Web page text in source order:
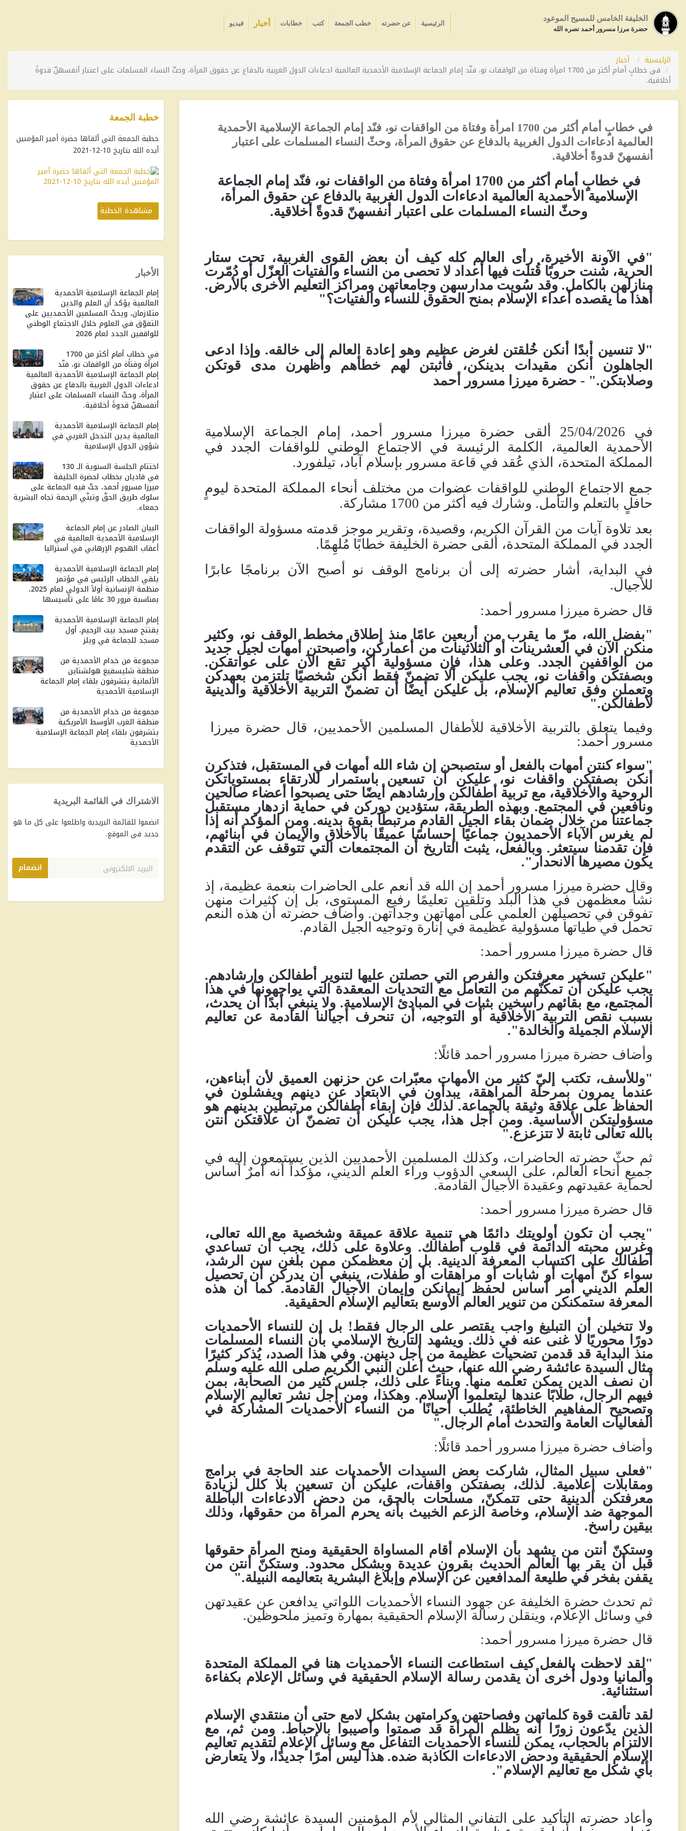
الخليفة الخامس للمسيح الموعود
حضرة مرزا مسرور أحمد نصره الله
الرئيسية عن حضرته خطب الجمعة كتب خطابات أخبار فيديو
الرئيسية أخبار
في خطابٍ أمام أكثر من 1700 امرأة وفتاة من الواقفات نو، فنّد إمام الجماعة الإسلامية الأحمدية العالمية ادعاءات الدول الغربية بالدفاع عن حقوق المرأة، وحثّ النساء المسلمات على اعتبار أنفسهنّ قدوةً
أخلاقية.
في خطابٍ أمام أكثر من 1700 امرأة وفتاة من الواقفات نو، فنّد إمام الجماعة الإسلامية الأحمدية
العالمية ادعاءات الدول الغربية بالدفاع عن حقوق المرأة، وحثّ النساء المسلمات على اعتبار
أنفسهنّ قدوةً أخلاقية.
في خطابٍ أمام أكثر من 1700 امرأة وفتاة من الواقفات نو، فنّد إمام الجماعة
الإسلامية الأحمدية العالمية ادعاءات الدول الغربية بالدفاع عن حقوق المرأة،
وحثّ النساء المسلمات على اعتبار أنفسهنّ قدوةً أخلاقية.
"في الآونة الأخيرة، رأى العالم كله كيف أن بعض القوى الغربية، تحت ستار
الحرية، شنت حروبًا قُتلت فيها أعداد لا تحصى من النساء والفتيات العزّل أو دُمّرت
منازلهن بالكامل. وقد سُويت مدارسهن وجامعاتهن ومراكز التعليم الأخرى بالأرض.
أهذا ما يقصده أعداء الإسلام بمنح الحقوق للنساء والفتيات؟"
"لا تنسين أبدًا أنكن خُلقتن لغرض عظيم وهو إعادة العالم إلى خالقه. وإذا ادعى
الجاهلون أنكن مقيدات بدينكن، فأثبتن لهم خطأهم وأظهرن مدى قوتكن
وصلابتكن." - حضرة ميرزا مسرور أحمد
في 25/04/2026 ألقى حضرة ميرزا
مسرور أحمد، إمام الجماعة الإسلامية
الأحمدية العالمية، الكلمة الرئيسة في الاجتماع الوطني للواقفات الجدد في
المملكة المتحدة، الذي عُقد في قاعة مسرور بإسلام آباد، تيلفورد.
جمع الاجتماع الوطني للواقفات عضوات من مختلف أنحاء المملكة المتحدة ليومٍ
حافلٍ بالتعلم والتأمل. وشارك فيه أكثر من 1700 مشاركة
.
بعد تلاوة آيات من القرآن الكريم، وقصيدة، وتقرير موجز قدمته مسؤولة الواقفات
الجدد في المملكة المتحدة، ألقى حضرة الخليفة خطابًا مُلهِمًا.
في البداية، أشار حضرته إلى أن برنامج الوقف نو أصبح الآن برنامجًا عابرًا
للأجيال.
قال حضرة ميرزا مسرور أحمد:
"بفضل الله، مرّ ما يقرب من أربعين عامًا منذ إطلاق مخطط الوقف نو، وكثير
منكن الآن في العشرينات أو الثلاثينات من أعماركن، وأصبحتن أمهات لجيل جديد
من الواقفين الجدد. وعلى هذا، فإن مسؤولية أكبر تقع الآن على عواتقكن.
وبصفتكن واقفات نو، يجب عليكن ألا تضمنّ فقط أنكن شخصيًا تلتزمن بعهدكن
وتعملن وفق تعاليم الإسلام، بل عليكن أيضًا أن تضمنّ التربية الأخلاقية والدينية
لأطفالكن.
"
وفيما يتعلق بالتربية الأخلاقية للأطفال المسلمين الأحمديين، قال حضرة ميرزا
مسرور أحمد:
"سواء كنتن أمهات بالفعل أو ستصبحن إن شاء الله أمهات في المستقبل، فتذكرن
أنكن بصفتكن واقفات نو، عليكن أن تسعين باستمرار للارتقاء بمستوياتكن
الروحية والأخلاقية، مع تربية أطفالكن وإرشادهم أيضًا حتى يصبحوا أعضاء صالحين
ونافعين في المجتمع. وبهذه الطريقة، ستؤدين دوركن في حماية ازدهار مستقبل
جماعتنا من خلال ضمان بقاء الجيل القادم مرتبطًا بقوة بدينه. ومن المؤكد أنه إذا
لم يغرس الآباء الأحمديون جماعيًا إحساسًا عميقًا بالأخلاق والإيمان في أبنائهم،
فإن تقدمنا سيتعثر . وبالفعل، يثبت التاريخ أن المجتمعات التي تتوقف عن التقدم
يكون مصيرها الانحدار".
وقال حضرة ميرزا مسرور أحمد إن الله قد أنعم على الحاضرات بنعمة عظيمة، إذ
نشأ معظمهن في هذا البلد وتلقين تعليمًا رفيع المستوى، بل إن كثيرات منهن
تفوقن في تحصيلهن العلمي على أمهاتهن وجداتهن. وأضاف حضرته أن هذه النعم
تحمل في طياتها مسؤولية عظيمة في إنارة وتوجيه الجيل القادم.
قال حضرة ميرزا مسرور أحمد:
"عليكن تسخير معرفتكن والفرص التي حصلتن عليها لتنوير أطفالكن وإرشادهم.
يجب عليكن أن تمكّنّهم من التعامل مع التحديات المعقدة التي يواجهونها في هذا
المجتمع، مع بقائهم راسخين بثبات في المبادئ الإسلامية. ولا ينبغي أبدًا أن يحدث،
بسبب نقص التربية الأخلاقية أو التوجيه، أن تنحرف أجيالنا القادمة عن تعاليم
الإسلام الجميلة والخالدة".
وأضاف حضرة ميرزا مسرور أحمد قائلًا:
"وللأسف، تكتب إليّ كثير من الأمهات معبّرات عن حزنهن العميق لأن أبناءهن،
عندما يمرون بمرحلة المراهقة، يبدأون في الابتعاد عن دينهم ويفشلون في
الحفاظ على علاقة وثيقة بالجماعة. لذلك فإن إبقاء أطفالكن مرتبطين بدينهم هو
مسؤوليتكن الأساسية. ومن أجل هذا، يجب عليكن أن تضمنّ أن علاقتكن أنتن
بالله تعالى ثابتة لا تتزعزع.
"
ثم حثّ حضرته الحاضرات، وكذلك المسلمين الأحمديين الذين يستمعون إليه في
جميع أنحاء العالم، على السعي الدؤوب وراء العلم الديني، مؤكداً أنه أمرٌ أساس
لحماية عقيدتهم وعقيدة الأجيال القادمة.
قال حضرة ميرزا مسرور أحمد:
"يجب أن تكون أولويتك دائمًا هي تنمية علاقة عميقة وشخصية مع الله تعالى،
وغرس محبته الدائمة في قلوب أطفالك. وعلاوة على ذلك، يجب أن تساعدي
أطفالك على اكتساب المعرفة الدينية. بل إن معظمكن ممن بلغن سن الرشد،
سواء كنّ أمهات أو شابات أو مراهقات أو طفلات، ينبغي أن يدركن أن تحصيل
العلم الديني أمر أساس لحفظ إيمانكن وإيمان الأجيال القادمة. كما أن هذه
المعرفة ستمكنكن من تنوير العالم الأوسع بتعاليم الإسلام الحقيقية.
ولا تتخيلن أن التبليغ واجب يقتصر على الرجال فقط! بل إن للنساء الأحمديات
دورًا محوريًا لا غنى عنه في ذلك. ويشهد التاريخ الإسلامي بأن النساء المسلمات
منذ البداية قد قدمن تضحيات عظيمة من أجل دينهن. وفي هذا الصدد، يُذكر كثيرًا
مثال السيدة عائشة رضي الله عنها، حيث أعلن النبي الكريم صلى الله عليه وسلم
أن نصف الدين يمكن تعلمه منها. وبناءً على ذلك، جلس كثير من الصحابة، بمن
فيهم الرجال، طلابًا عندها ليتعلموا الإسلام. وهكذا، ومن أجل نشر تعاليم الإسلام
وتصحيح المفاهيم الخاطئة، يُطلب أحيانًا من النساء الأحمديات المشاركة في
الفعاليات العامة والتحدث أمام الرجال.
"
وأضاف حضرة ميرزا مسرور أحمد قائلًا:
"فعلى سبيل المثال، شاركت بعض السيدات الأحمديات عند الحاجة في برامج
ومقابلات إعلامية. لذلك، بصفتكن واقفات، عليكن أن تسعين بلا كلل لزيادة
معرفتكن الدينية حتى تتمكنّ، مسلحات بالحق، من دحض الادعاءات الباطلة
الموجهة ضد الإسلام، وخاصة الزعم الخبيث بأنه يحرم المرأة من حقوقها، وذلك
بيقين راسخ.
وستكنّ أنتن من يشهد بأن الإسلام أقام المساواة الحقيقية ومنح المرأة حقوقها
قبل أن يقر بها العالم الحديث بقرون عديدة وبشكل محدود. وستكنّ أنتن من
يقفن بفخر في طليعة المدافعين عن الإسلام وإبلاغ البشرية بتعاليمه النبيلة.
"
ثم تحدث حضرة الخليفة عن جهود النساء الأحمديات اللواتي يدافعن عن عقيدتهن
في وسائل الإعلام، وينقلن رسالة الإسلام الحقيقية بمهارة وتميز ملحوظين.
قال حضرة ميرزا مسرور أحمد:
"لقد لاحظت بالفعل كيف استطاعت النساء الأحمديات هنا في المملكة المتحدة
وألمانيا ودول أخرى أن يقدمن رسالة الإسلام الحقيقية في وسائل الإعلام بكفاءة
استثنائية.
لقد تألقت قوة كلماتهن وفصاحتهن وكرامتهن بشكل لامع حتى أن منتقدي الإسلام
الذين يدّعون زورًا أنه يظلم المرأة قد صمتوا وأصيبوا بالإحباط. ومن ثم، مع
الالتزام بالحجاب، يمكن للنساء الأحمديات التفاعل مع وسائل الإعلام لتقديم تعاليم
الإسلام الحقيقية ودحض الادعاءات الكاذبة ضده. هذا ليس أمرًا جديدًا، ولا يتعارض
بأي شكل مع تعاليم الإسلام".
وأعاد حضرته التأكيد على التفاني المثالي لأم المؤمنين السيدة عائشة رضي الله
خطبة الجمعة
خطبة الجمعة التي ألقاها حضرة أمير المؤمنين
أيده الله بتاريخ 10-12-2021
مشاهدة الخطبة
الأخبار
إمام الجماعة الإسلامية الأحمدية
العالمية يؤكد أن العلم والدين
متلازمان، ويحثّ المسلمين الأحمديين على
التفوّق في العلوم خلال الاجتماع الوطني
للواقفين الجدد لعام 2026
في خطابٍ أمام أكثر من 1700
امرأة وفتاة من الواقفات نو، فنّد
إمام الجماعة الإسلامية الأحمدية العالمية
ادعاءات الدول الغربية بالدفاع عن حقوق
المرأة، وحثّ النساء المسلمات على اعتبار
أنفسهنّ قدوةً أخلاقية.
إمام الجماعة الإسلامية الأحمدية
العالمية يدين التدخل الغربي في
شؤون الدول الإسلامية
اختتام الجلسة السنوية الـ 130
في قاديان بخطاب لحضرة الخليفة
ميرزا ​​مسرور أحمد، حثّ فيه الجماعة على
سلوك طريق الحقّ وتبنّي الرحمة تجاه البشرية
جمعاء.
البيان الصادر عن إمام الجماعة
الإسلامية الأحمدية العالمية في
أعقاب الهجوم الإرهابي في أستراليا
إمام الجماعة الإسلامية الأحمدية
يلقي الخطاب الرئيس في مؤتمر
منظمة الإنسانية أولاً الدولي لعام 2025،
بمناسبة مرور 30 ​​عامًا على تأسيسها
إمام الجماعة الإسلامية الأحمدية
يفتتح مسجد بيت الرحيم، أول
مسجد للجماعة في ويلز
مجموعة من خدام الأحمدية من
منطقة شليسفيغ هولشتاين
الألمانية يتشرفون بلقاء إمام الجماعة
الإسلامية الأحمدية
مجموعة من خدام الأحمدية من
منطقة الغرب الأوسط الأمريكية
يتشرفون بلقاء إمام الجماعة الإسلامية
الأحمدية
الاشتراك في القائمة البريدية
انضموا للقائمة البريدية واطلعوا على كل ما هو
جديد في الموقع.
انضمام